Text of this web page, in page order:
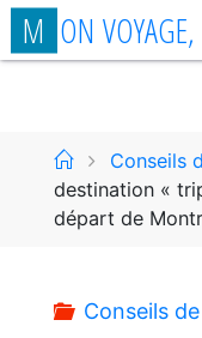
Aller
auM ON VOYAGE,
AccueilConseils
destination «
départ de
Conseils